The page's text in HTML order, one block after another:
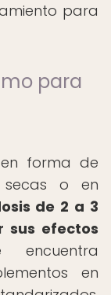
para
para
forma de
secas o en
de 2 a 3
sus efectos
en